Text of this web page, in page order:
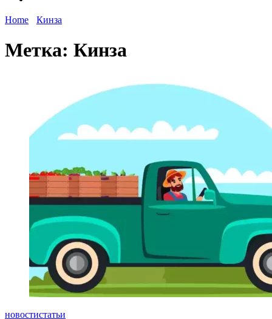
Home Кинза
Метка: Кинза
новостистатьи